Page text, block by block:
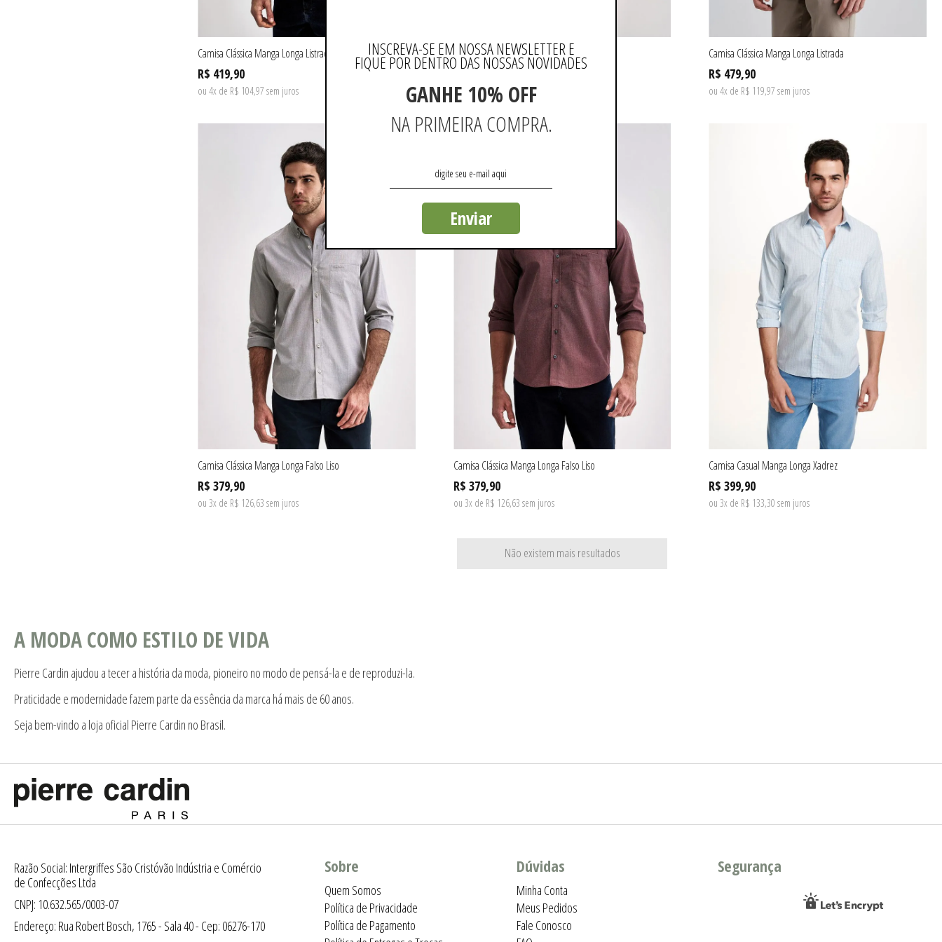
Camisa Clássica Manga Longa Listrada
R$ 419,90
ou 4x de R$ 104,97 sem juros
Camisa Clássica Manga Longa Xadrez
R$ 399,90
ou 3x de R$ 133,30 sem juros
Camisa Clássica Manga Longa Listrada
R$ 479,90
ou 4x de R$ 119,97 sem juros
Camisa Clássica Manga Longa Falso Liso
R$ 379,90
ou 3x de R$ 126,63 sem juros
Camisa Clássica Manga Longa Falso Liso
R$ 379,90
ou 3x de R$ 126,63 sem juros
Camisa Casual Manga Longa Xadrez
R$ 399,90
ou 3x de R$ 133,30 sem juros
Não existem mais resultados
A MODA COMO ESTILO DE VIDA
Pierre Cardin ajudou a tecer a história da moda, pioneiro no modo de pensá-la e de reproduzi-la.
Praticidade e modernidade fazem parte da essência da marca há mais de 60 anos.
Seja bem-vindo a loja oficial Pierre Cardin no Brasil.
Razão Social: Intergriffes São Cristóvão Indústria e Comércio
de Confecções Ltda
CNPJ: 10.632.565/0003-07
Endereço: Rua Robert Bosch, 1765 - Sala 40 - Cep: 06276-170
Sobre
Quem Somos
Política de Privacidade
Política de Pagamento
Dúvidas
Minha Conta
Meus Pedidos
Fale Conosco
Segurança
INSCREVA-SE EM NOSSA NEWSLETTER E
FIQUE POR DENTRO DAS NOSSAS NOVIDADES
GANHE 10% OFF
NA PRIMEIRA COMPRA.
Enviar